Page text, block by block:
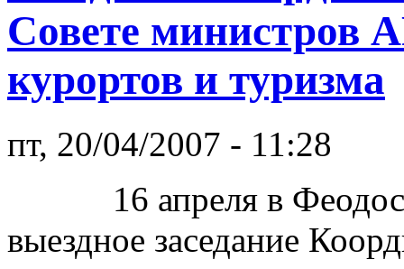
Совете министров
курортов и туризма
пт, 20/04/2007 - 11:28
16 апреля в
выездное заседание